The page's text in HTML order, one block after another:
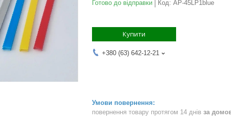
Готово до відправки Код: AP-45LP1blue
Купити
+380 (63) 642-12-21
повернення товару протягом 14 днів за